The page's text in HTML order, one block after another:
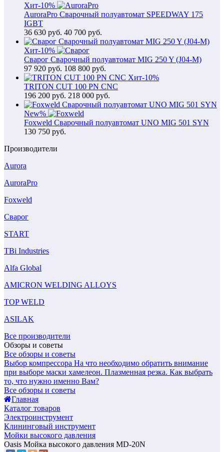
Хит-10%
AuroraPro Сварочный полуавтомат SPEEDWAY 175
IGBT
36 630 руб. 40 700 руб.
Хит-10%
Сварог Сварочный полуавтомат MIG 250 Y (J04-M)
97 920 руб. 108 800 руб.
Хит-10%
TRITON CUT 100 PN CNC
196 200 руб. 218 000 руб.
New%
Foxweld Сварочный полуавтомат UNO MIG 501 SYN
130 750 руб.
Производители
Aurora
AuroraPro
Foxweld
Сварог
START
TBi Industries
Alfa Global
AMICRON WELDING ALLOYS
TOP WELD
ASILAK
Все производители
Обзоры и советы
Все обзоры и советы
Выбор компрессора На что необходимо обратить внимание
при выборе маски хамелеон. Плазменная резка. Как выбрать
то, что нужно именно Вам?
Все обзоры и советы
Главная
Каталог товаров
Электроинструмент
Клининговый инструмент
Мойки высокого давления
Oasis Мойка высокого давления MD-20N